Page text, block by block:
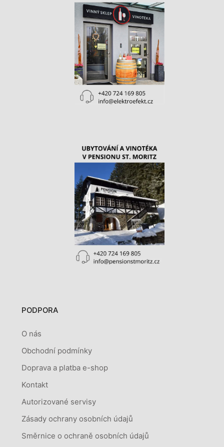
PODPORA
O nás
Obchodní podmínky
Doprava a platba e-shop
Kontakt
Autorizované servisy
Zásady ochrany osobních údajů
Směrnice o ochraně osobních údajů